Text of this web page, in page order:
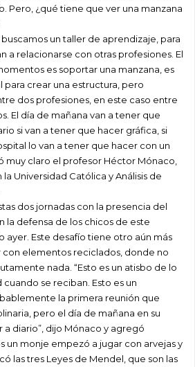
Pero, ¿qué tiene que ver una manzana
un taller de aprendizaje, para
a relacionarse con otras profesiones. El
es soportar una manzana, es
para crear una estructura, pero
dos profesiones, en este caso entre
El día de mañana van a tener que
si van a tener que hacer gráfica, si
lo van a tener que hacer con un
muy claro el profesor Héctor Mónaco,
la Universidad Católica y Análisis de
dos jornadas con la presencia del
la defensa de los chicos de este
ayer. Este desafío tiene otro aún más
con elementos reciclados, donde no
nada. “Esto es un atisbo de lo
cuando se reciban. Esto es un
la primera reunión que
pero el día de mañana en su
a diario”, dijo Mónaco y agregó
un monje empezó a jugar con arvejas y
las tres Leyes de Mendel, que son las